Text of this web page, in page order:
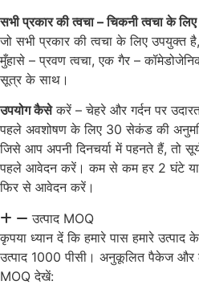
सभी प्रकार की त्वचा – चिकनी त्वचा के लिए
जो सभी प्रकार की त्वचा के लिए
मुँहासे – प्रवण त्वचा, एक गैर –
सूत्र के साथ।
उपयोग कैसेकरें – चेहरे और गर्दन पर
पहले अवशोषण के लिए 30 सेकंड की
जिसे आप अपनी दिनचर्या में पहनते हैं, तो
पहले आवेदन करें। कम से कम हर 2 घंटे या
फिर से आवेदन करें।
उत्पाद MOQ
कृपया ध्यान दें कि हमारे पास हमारे
उत्पाद 1000 पीसी। अनुकूलित पैकेज और
MOQ देखें: